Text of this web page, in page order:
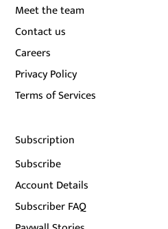
Meet the team
Contact us
Careers
Privacy Policy
Terms of Services
Subscription
Subscribe
Account Details
Subscriber FAQ